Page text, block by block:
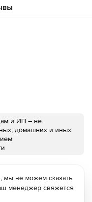
и ИП – не
домашних и иных
мы не можем сказать
менеджер свяжется